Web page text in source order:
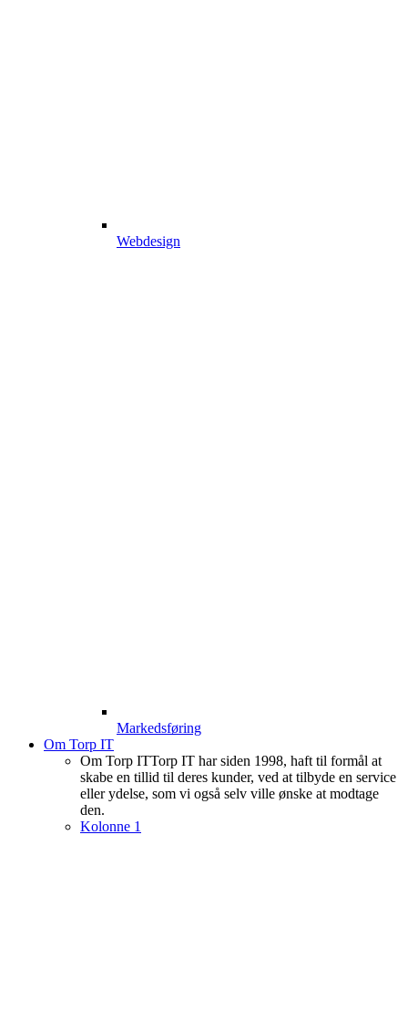
Webdesign
Markedsføring
Om Torp IT
Om Torp ITTorp IT har siden 1998, haft til formål at
skabe en tillid til deres kunder, ved at tilbyde en service
eller ydelse, som vi også selv ville ønske at modtage
den.
Kolonne 1